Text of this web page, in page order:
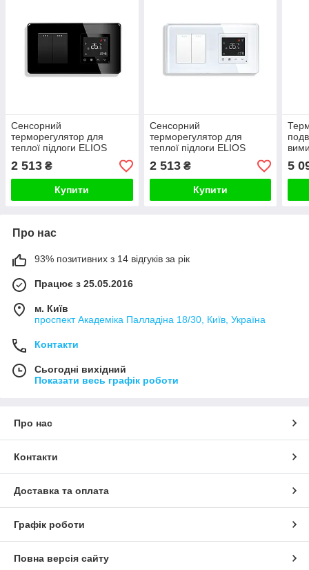
Сенсорний
терморегулятор для
теплої підлоги ELIOS
(програмований) з
подвійним вимикачем,
чорний, скло
2 513 ₴
Купити
Сенсорний
терморегулятор для
теплої підлоги ELIOS
(програмований) з
подвійним клавішним
вимикачем, білий, скло
2 513₴
Купити
скло
5
Про нас
93% позитивних з 14 відгуків за рік
Працює з 25.05.2016
м. Київ
проспект Академіка Палладіна 18/30, Київ, Україна
Контакти
Сьогодні вихідний
Показати весь графік роботи
Про нас
Контакти
Доставка та оплата
Графік роботи
Повна версія сайту